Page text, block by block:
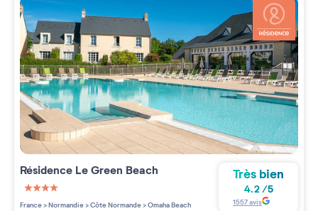
Résidence Le Green Beach
4 étoiles sur 5
France>Normandie>Côte Normande>Omaha Beach
Très bien
4.2/5
1557avis